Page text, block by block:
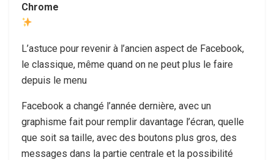
Chrome
L’astuce pour revenir à l’ancien aspect de Facebook,
le classique, même quand on ne peut plus le faire
depuis le menu
Facebook a changé l’année dernière, avec un
graphisme fait pour remplir davantage l’écran, quelle
que soit sa taille, avec des boutons plus gros, des
messages dans la partie centrale et la possibilité